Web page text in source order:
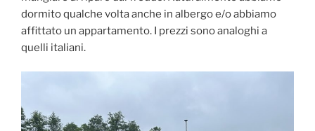
dormito qualche volta anche in albergo e/o abbiamo
affittato un appartamento. I prezzi sono analoghi a
quelli italiani.